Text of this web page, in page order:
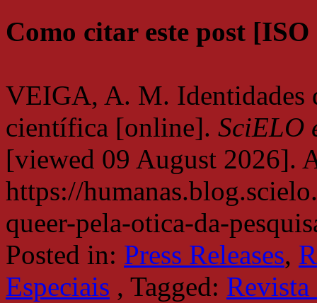
Como citar este post
VEIGA, A. M. Identidades
científica [online]. SciELO
[viewed 09 August 2026].
https://
queer-pela-otica-da-
Posted in: Press Releases,
Especiais , Tagged: Revista